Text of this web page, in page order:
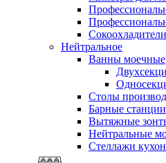
Сокоохладители
Нейтральное
Ванны моечные
Столы
Барные станции
Вытяжные
Нейтральные
Стеллажи